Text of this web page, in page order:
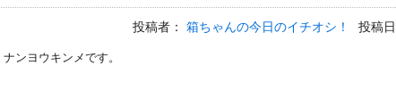
投稿者： 箱ちゃんの今日のイチオシ！ 投稿
ヨウキンメです。